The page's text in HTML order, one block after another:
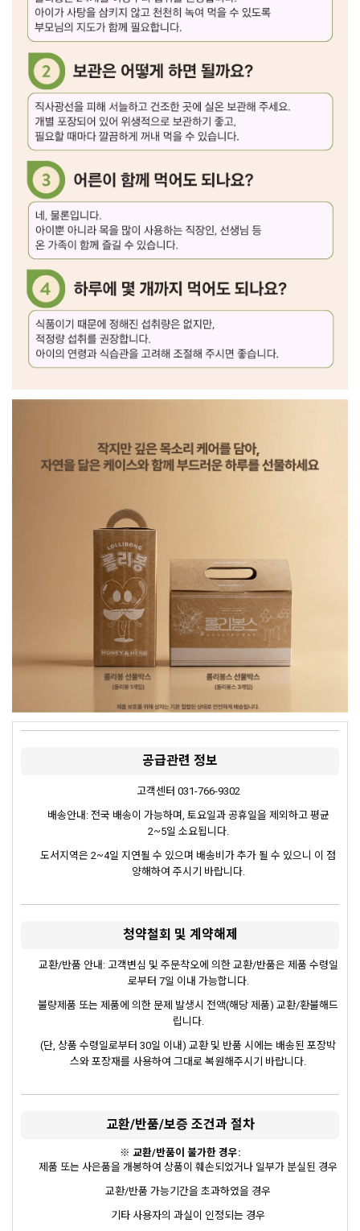
공급관련 정보
고객센터 031-766-9302
배송안내: 전국 배송이 가능하며, 토요일과 공휴일을 제외하고 평균
2~5일 소요됩니다.
도서지역은 2~4일 지연될 수 있으며 배송비가 추가 될 수 있으니 이 점
양해하여 주시기 바랍니다.
청약철회 및 계약해제
교환/반품 안내: 고객변심 및 주문착오에 의한 교환/반품은 제품 수령일
로부터 7일 이내 가능합니다.
불량제품 또는 제품에 의한 문제 발생시 전액(해당 제품) 교환/환불해드
립니다.
(단, 상품 수령일로부터 30일 이내) 교환 및 반품 시에는 배송된 포장박
스와 포장재를 사용하여 그대로 복원해주시기 바랍니다.
교환/반품/보증 조건과 절차
※ 교환/반품이 불가한 경우:
제품 또는 사은품을 개봉하여 상품이 훼손되었거나 일부가 분실된 경우
교환/반품 가능기간을 초과하였을 경우
기타 사용자의 과실이 인정되는 경우